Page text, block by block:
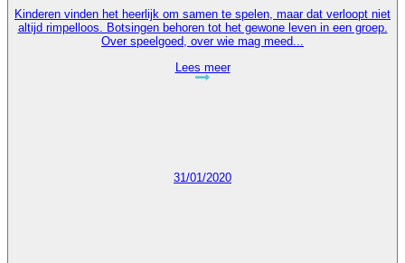
Kinderen vinden het heerlijk om samen te spelen, maar dat verloopt niet
altijd rimpelloos. Botsingen behoren tot het gewone leven in een groep.
Over speelgoed, over wie mag meed...
Lees meer
31/01/2020